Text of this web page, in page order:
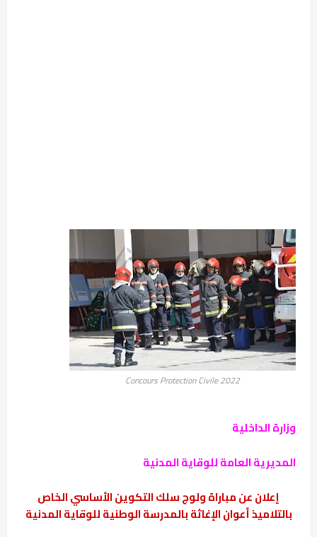
Concours Protection Civile 2022
وزارة الداخلية
المديرية العامة للوقاية المدنية
إعلان عن مباراة ولوج سلك التكوين الأساسي الخاص
بالتلاميذ أعوان الإغاثة بالمدرسة الوطنية للوقاية المدنية